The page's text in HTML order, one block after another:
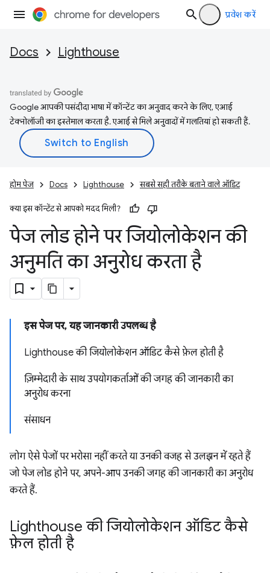
प्रवेश करें
Docs Lighthouse
Google आपकी पसंदीदा भाषा में कॉन्टेंट का अनुवाद करने के लिए, एआई
टेक्नोलॉजी का इस्तेमाल करता है. एआई से मिले अनुवादों में गलतियां हो सकती हैं.
होम पेज Docs Lighthouse सबसे सही तरीके बताने वाले ऑडिट
क्या इस कॉन्टेंट से आपको मदद मिली?
पेज लोड होने पर जियोलोकेशन की
अनुमति का अनुरोध करता है
इस पेज पर, यह जानकारी उपलब्ध है
Lighthouse की जियोलोकेशन ऑडिट कैसे फ़ेल होती है
ज़िम्मेदारी के साथ उपयोगकर्ताओं की जगह की जानकारी का
अनुरोध करना
संसाधन
लोग ऐसे पेजों पर भरोसा नहीं करते या उनकी वजह से उलझन में रहते हैं
जो पेज लोड होने पर, अपने-आप उनकी जगह की जानकारी का अनुरोध
करते हैं.
Lighthouse की जियोलोकेशन ऑडिट कैसे
फ़ेल होती है